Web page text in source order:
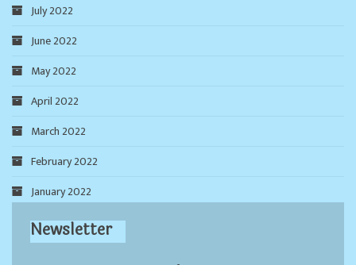
July 2022
June 2022
May 2022
April 2022
March 2022
February 2022
January 2022
Newsletter